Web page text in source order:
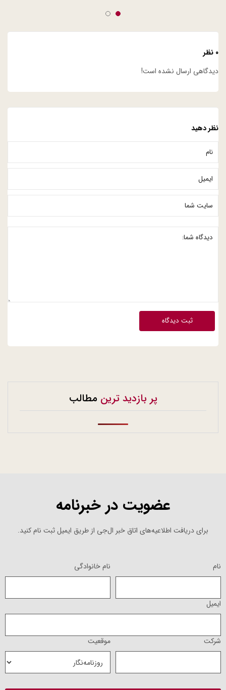
۰ نظر
دیدگاهی ارسال نشده است!
نظر دهید
ثبت دیدگاه
پر بازدید ترین مطالب
عضویت در خبرنامه
برای دریافت اطلاعیه‌های اتاق خبر ال‌جی از طریق ایمیل ثبت نام کنید.
نام نام خانوادگی
ایمیل
شرکت موقعیت